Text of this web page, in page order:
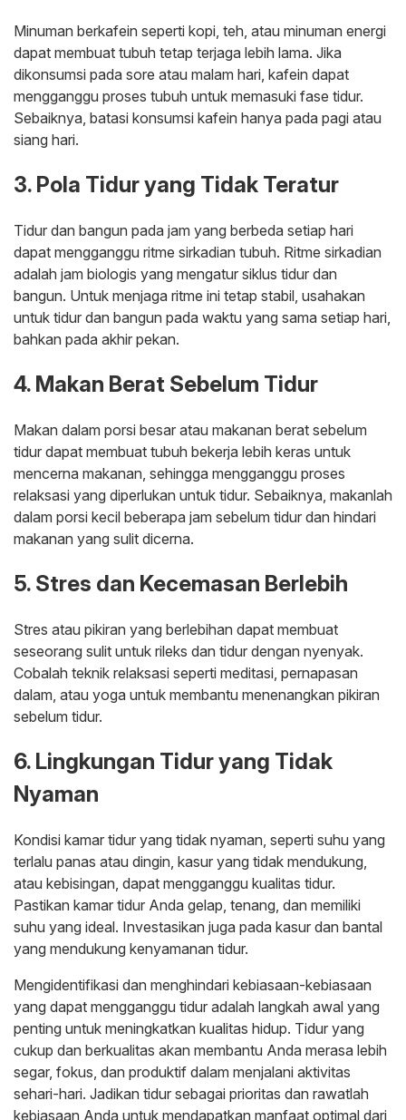
Minuman berkafein seperti kopi, teh, atau minuman energi
dapat membuat tubuh tetap terjaga lebih lama. Jika
dikonsumsi pada sore atau malam hari, kafein dapat
mengganggu proses tubuh untuk memasuki fase tidur.
Sebaiknya, batasi konsumsi kafein hanya pada pagi atau
siang hari.
3. Pola Tidur yang Tidak Teratur
Tidur dan bangun pada jam yang berbeda setiap hari
dapat mengganggu ritme sirkadian tubuh. Ritme sirkadian
adalah jam biologis yang mengatur siklus tidur dan
bangun. Untuk menjaga ritme ini tetap stabil, usahakan
untuk tidur dan bangun pada waktu yang sama setiap hari,
bahkan pada akhir pekan.
4. Makan Berat Sebelum Tidur
Makan dalam porsi besar atau makanan berat sebelum
tidur dapat membuat tubuh bekerja lebih keras untuk
mencerna makanan, sehingga mengganggu proses
relaksasi yang diperlukan untuk tidur. Sebaiknya, makanlah
dalam porsi kecil beberapa jam sebelum tidur dan hindari
makanan yang sulit dicerna.
5. Stres dan Kecemasan Berlebih
Stres atau pikiran yang berlebihan dapat membuat
seseorang sulit untuk rileks dan tidur dengan nyenyak.
Cobalah teknik relaksasi seperti meditasi, pernapasan
dalam, atau yoga untuk membantu menenangkan pikiran
sebelum tidur.
6. Lingkungan Tidur yang Tidak
Nyaman
Kondisi kamar tidur yang tidak nyaman, seperti suhu yang
terlalu panas atau dingin, kasur yang tidak mendukung,
atau kebisingan, dapat mengganggu kualitas tidur.
Pastikan kamar tidur Anda gelap, tenang, dan memiliki
suhu yang ideal. Investasikan juga pada kasur dan bantal
yang mendukung kenyamanan tidur.
Mengidentifikasi dan menghindari kebiasaan-kebiasaan
yang dapat mengganggu tidur adalah langkah awal yang
penting untuk meningkatkan kualitas hidup. Tidur yang
cukup dan berkualitas akan membantu Anda merasa lebih
segar, fokus, dan produktif dalam menjalani aktivitas
sehari-hari. Jadikan tidur sebagai prioritas dan rawatlah
kebiasaan Anda untuk mendapatkan manfaat optimal dari